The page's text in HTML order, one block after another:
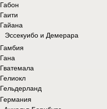
Габон
Гаити
Гайана
Эссекуибо и Демерара
Гамбия
Гана
Гватемала
Гелиокл
Гельдерланд
Германия